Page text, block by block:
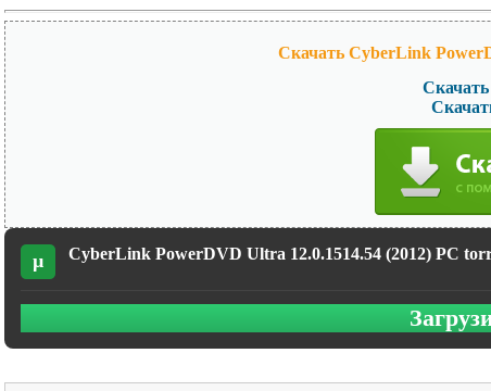
Скачать CyberLink
µ CyberLink PowerDVD Ultra 12.0.1514.54 (2012) PC